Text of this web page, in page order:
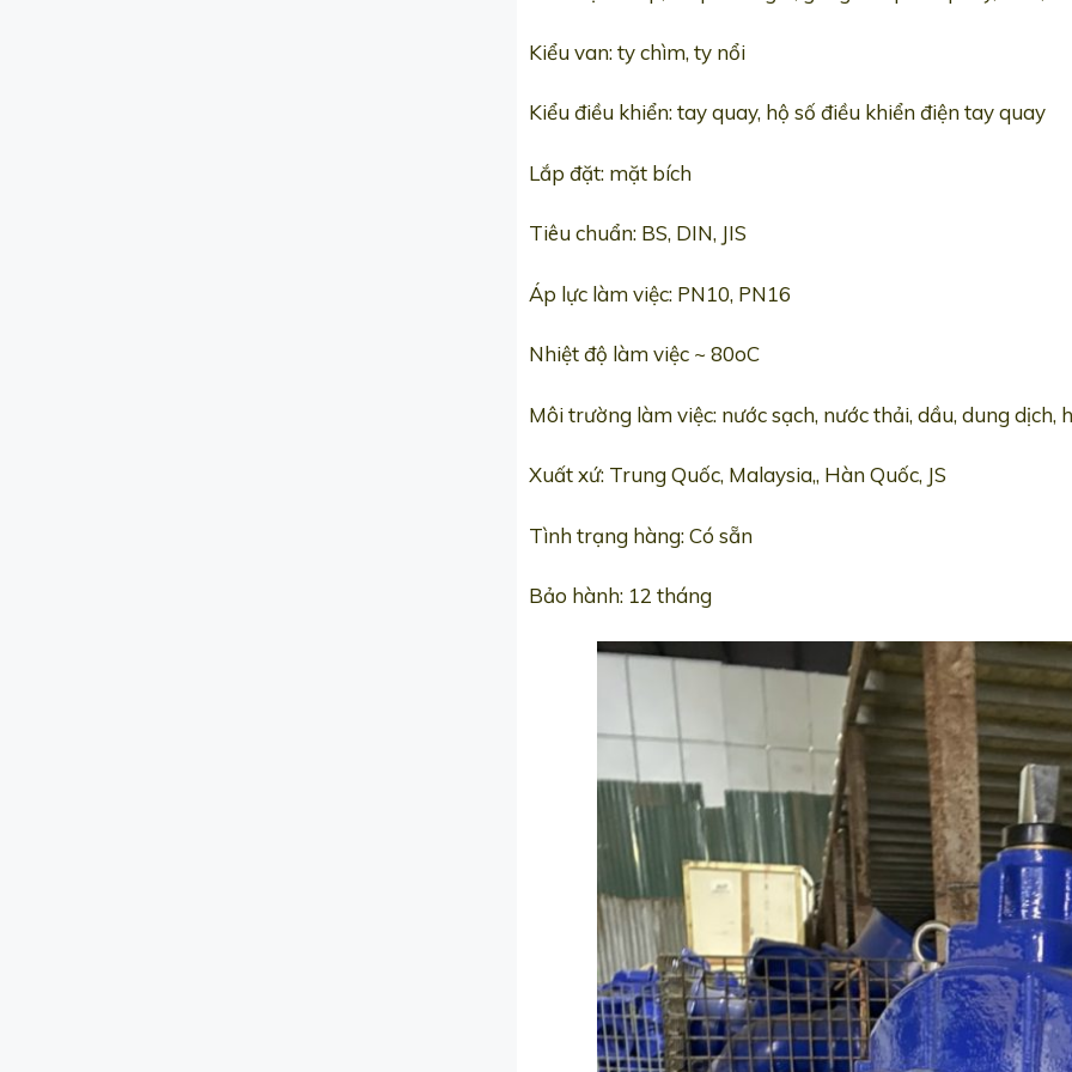
Kiểu van: ty chìm, ty nổi
Kiểu điều khiển: tay quay, hộ số điều khiển điện tay quay
Lắp đặt: mặt bích
Tiêu chuẩn: BS, DIN, JIS
Áp lực làm việc: PN10, PN16
Nhiệt độ làm việc ~ 80oC
Môi trường làm việc: nước sạch, nước thải, dầu, dung dịch,
Xuất xứ: Trung Quốc, Malaysia,, Hàn Quốc, JS
Tình trạng hàng: Có sẵn
Bảo hành: 12 tháng